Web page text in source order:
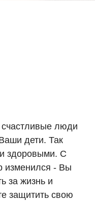
люди
дети. Так
здоровыми. С
изменился - Вы
за жизнь и
защитить свою